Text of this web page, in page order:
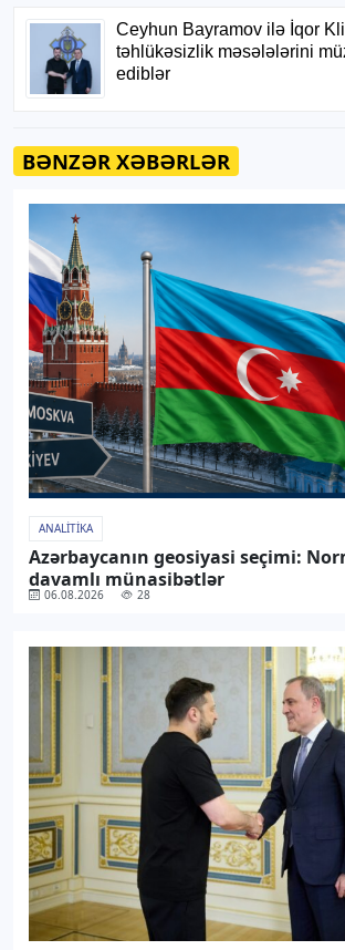
BƏNZƏR XƏBƏRLƏR
ANALITIKA
Azərbaycanın geosiyasi seçimi:
davamlı münasibətlər
06.08.2026 28